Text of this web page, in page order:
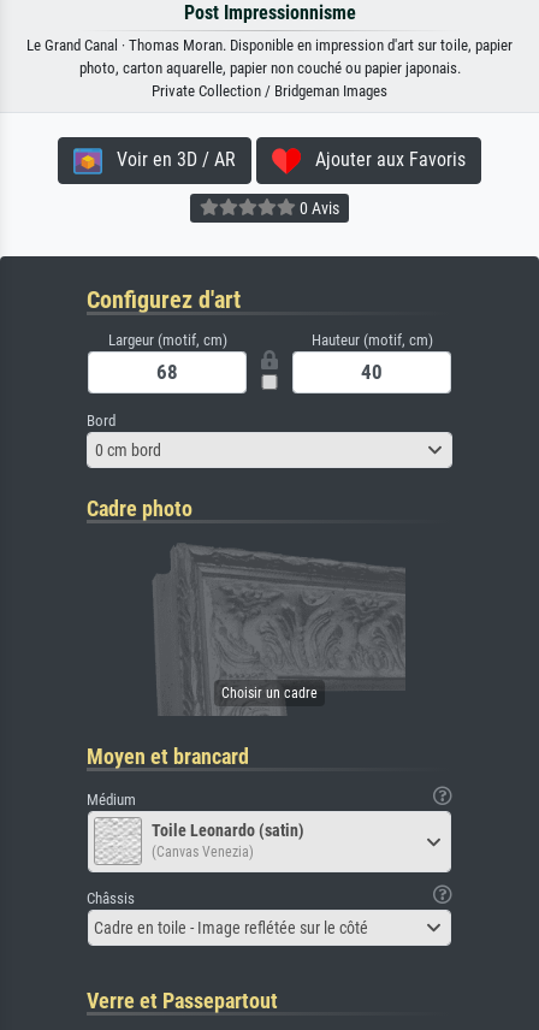
Post Impressionnisme
Le Grand Canal · Thomas Moran. Disponible en impression d'art sur toile, papier
photo, carton aquarelle, papier non couché ou papier japonais.
Private Collection / Bridgeman Images
Voir en 3D / AR Ajouter aux Favoris
0 Avis
Configurez d'art
Largeur (motif, cm) Hauteur (motif, cm)
Bord
0 cm bord
Cadre photo
Moyen et brancard
Médium
Toile Leonardo (satin)
(Canvas Venezia)
Châssis
Cadre en toile - Image reflétée sur le côté
Verre et Passepartout